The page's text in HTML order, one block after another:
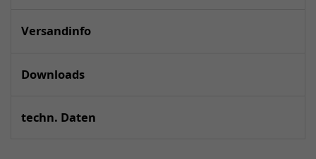
Versandinfo
Downloads
techn. Daten